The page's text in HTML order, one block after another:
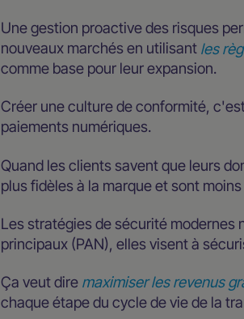
Une gestion proactive des risques
nouveaux marchés en utilisant les
comme base pour leur expansion.
Créer une culture de conformité,
paiements numériques.
Quand les clients savent que leurs
plus fidèles à la marque et sont
Les stratégies de sécurité modernes
principaux (PAN), elles visent à
Ça veut dire maximiser les revenus
chaque étape du cycle de vie de la